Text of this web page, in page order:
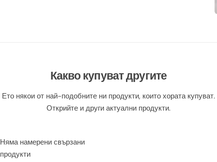
Какво купуват другите
Ето някои от най-подобните ни продукти, които хората купуват.
Открийте и други актуални продукти.
Няма намерени свързани
продукти